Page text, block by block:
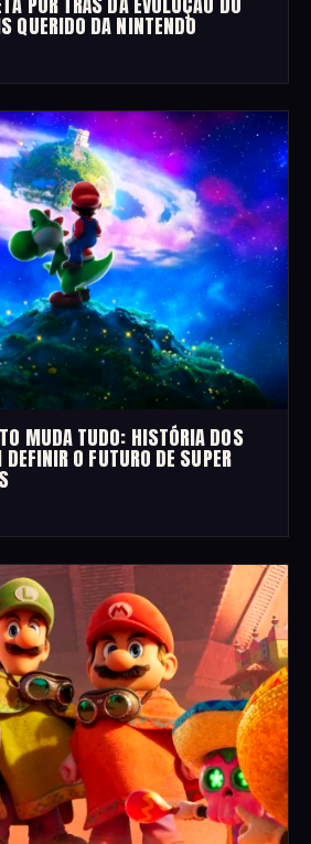
QUERIDO DA NINTENDO
MUDA TUDO: HISTÓRIA DOS
O FUTURO DE SUPER